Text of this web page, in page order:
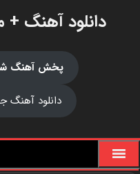
دانلود آهنگ
پخش آهنگ
دانلود آهنگ